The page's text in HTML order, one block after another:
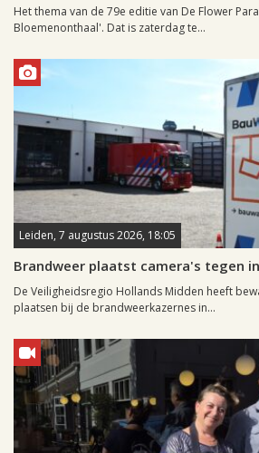
Het thema van de 79e editie van De Flower
Bloemenonthaal'. Dat is zaterdag te...
Leiden, 7 augustus 2026, 18:05
Brandweer plaatst camera's tegen
De Veiligheidsregio Hollands Midden heeft
plaatsen bij de brandweerkazernes in...